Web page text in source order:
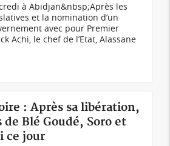
à Abidjan&nbsp;Après les
et la nomination d’un
avec pour Premier
Achi, le chef de l’Etat, Alassane
: Après sa libération,
Blé Goudé, Soro et
ce jour